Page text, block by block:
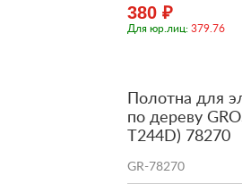
380 ₽
Для юр.лиц: 379.76
Полотна для
по дереву
T244D) 78270
GR-78270